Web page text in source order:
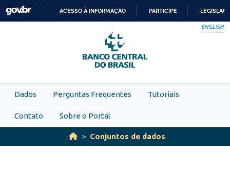
Skip to main content
PARA
O
CONTEÚDO
ACESSO À INFORMAÇÃO PARTICIPE
ENGLISH
Dados Perguntas Frequentes Tutoriais
Contato Sobre o Portal
Conjuntos de dados